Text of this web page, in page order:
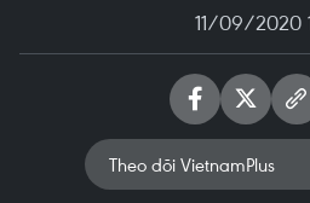
11/09/2020
Theo dõi VietnamPlus